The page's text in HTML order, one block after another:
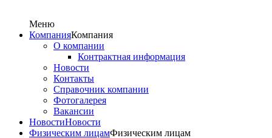
Меню
КомпанияКомпания
О компании
Контрактная информация
Новости
Контакты
Справочник компании
Фотогалерея
Вакансии
НовостиНовости
Физическим лицамФизическим лицам